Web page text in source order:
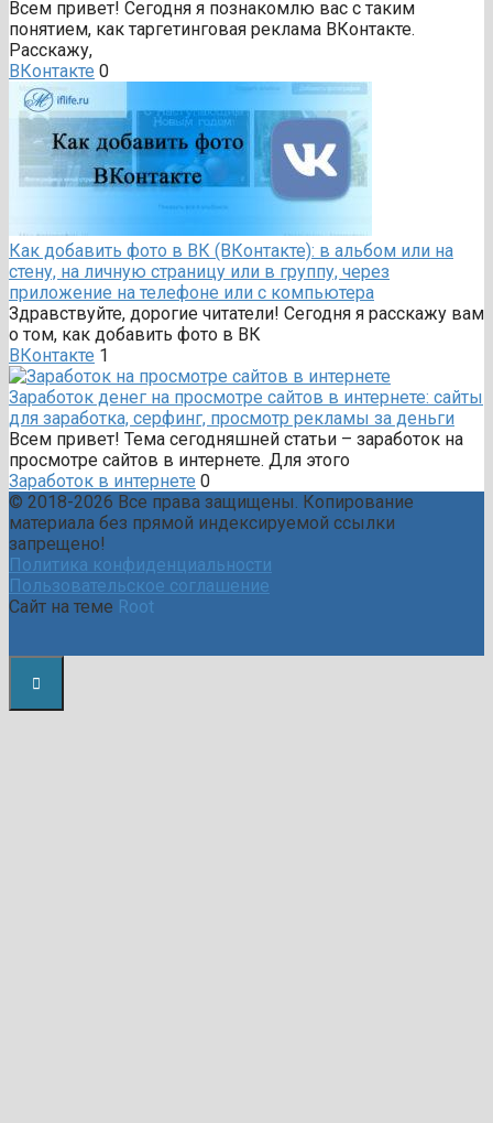
Всем привет! Сегодня я познакомлю вас с таким
понятием, как таргетинговая реклама ВКонтакте.
Расскажу,
ВКонтакте 0
Как добавить фото в ВК (ВКонтакте): в альбом или на
стену, на личную страницу или в группу, через
приложение на телефоне или с компьютера
Здравствуйте, дорогие читатели! Сегодня я расскажу вам
о том, как добавить фото в ВК
ВКонтакте 1
Заработок денег на просмотре сайтов в интернете: сайты
для заработка, серфинг, просмотр рекламы за деньги
Всем привет! Тема сегодняшней статьи – заработок на
просмотре сайтов в интернете. Для этого
Заработок в интернете 0
© 2018-2026 Все права защищены. Копирование
материала без прямой индексируемой ссылки
запрещено!
Политика конфиденциальности
Пользовательское соглашение
Сайт на теме Root